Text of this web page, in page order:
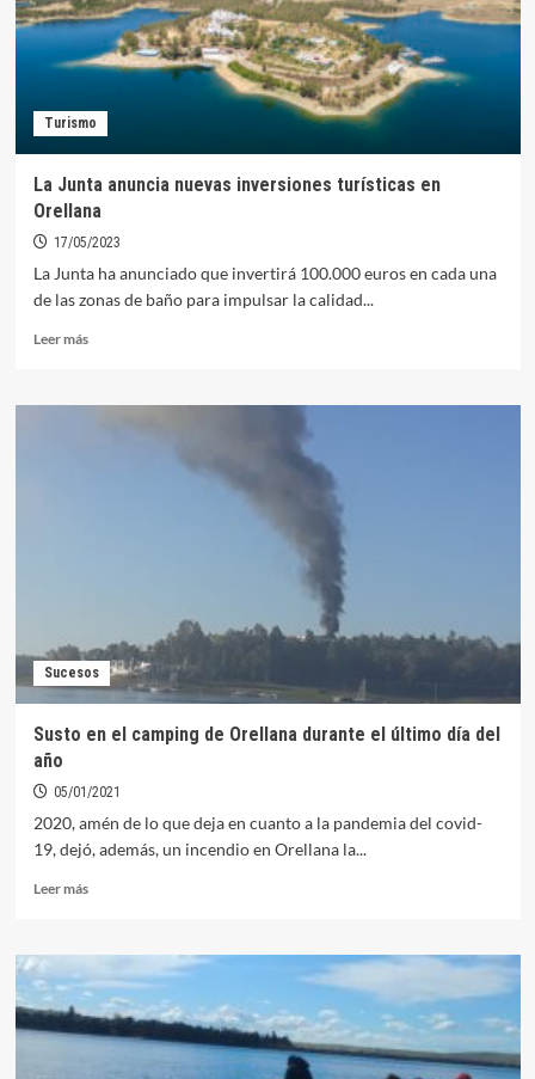
la
Junta
para
90.000
el
Camping
de
Turismo
La Junta anuncia nuevas inversiones turísticas en
Orellana
17/05/2023
La Junta ha anunciado que invertirá 100.000 euros en cada una
de las zonas de baño para impulsar la calidad...
Leer másLeer
La
Sucesos
Susto en el camping de Orellana durante el último día del
año
05/01/2021
2020, amén de lo que deja en cuanto a la pandemia del covid-
19, dejó, además, un incendio en Orellana la...
Leer másLeer
Susto
en
el
camping
de